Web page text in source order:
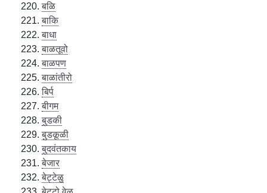
बळि
बाकि
बाधा
बाळतूवो
बाळपण
बाळांतीरो
बिर्प
बीगम
बुडकी
बुडकूळी
बुदवंतकाय
बेजार
बेट्टेळु